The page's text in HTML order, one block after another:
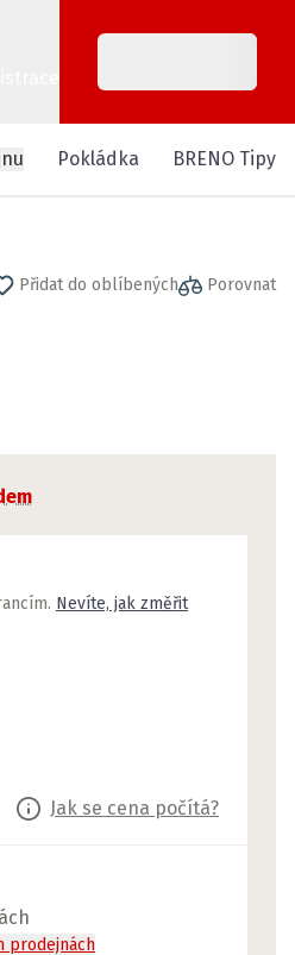
Pokládka BRENO Tipy
Přidat do oblíbených Porovnat
Nevíte, jak změřit
Jak se cena počítá?
prodejnách